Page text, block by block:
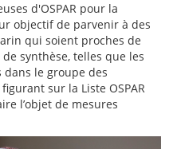
d'OSPAR pour la
objectif de parvenir à des
qui soient proches de
synthèse, telles que les
dans le groupe des
sur la Liste OSPAR
l’objet de mesures